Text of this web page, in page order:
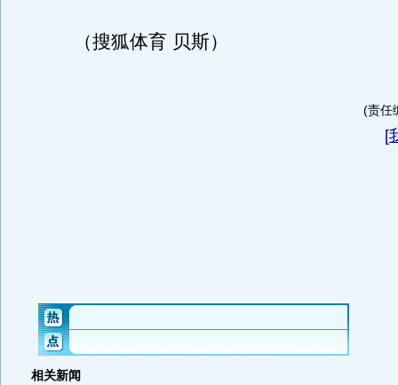
（搜狐体育 贝斯）
(责任
[
相关新闻